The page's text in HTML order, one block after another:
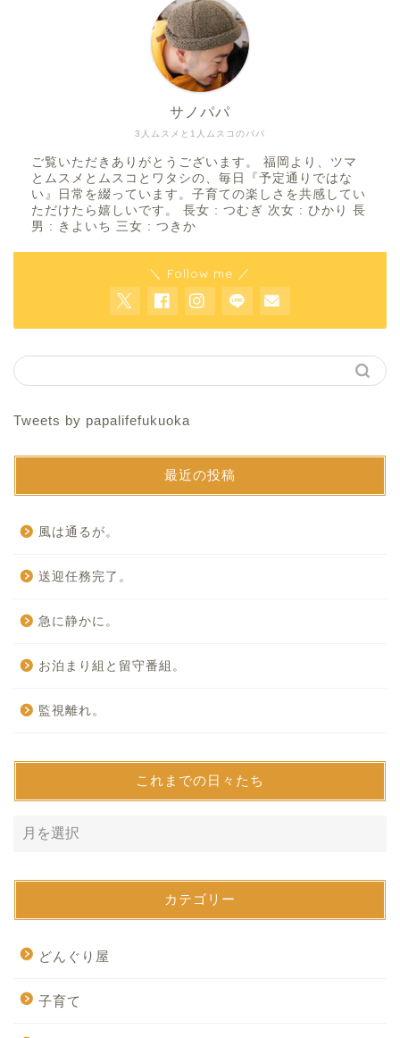
3人ムスメと1人ムスコのパパ
サノパパ
ご覧いただきありがとうございます。 福岡より、ツマ
とムスメとムスコとワタシの、毎日『予定通りではな
い』日常を綴っています。子育ての楽しさを共感してい
ただけたら嬉しいです。 長女 : つむぎ 次女 : ひかり 長
男 : きよいち 三女 : つきか
＼ Follow me ／
Tweets by papalifefukuoka
最近の投稿
風は通るが。
送迎任務完了。
急に静かに。
お泊まり組と留守番組。
監視離れ。
これまでの日々たち
カテゴリー
どんぐり屋
子育て